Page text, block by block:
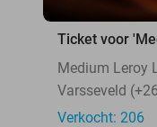
Ticket voor
Medium Leroy
Varsseveld
Verkocht: 206